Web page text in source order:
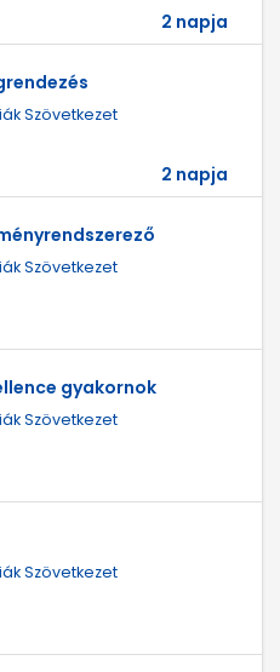
2 napja
Szövetkezet
2 napja
Szövetkezet
gyakornok
Szövetkezet
Szövetkezet